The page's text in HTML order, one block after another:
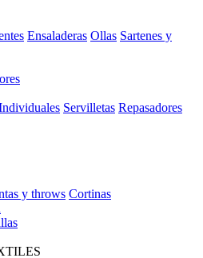
Ensaladeras Ollas Sartenes y
Servilletas Repasadores
y throws Cortinas